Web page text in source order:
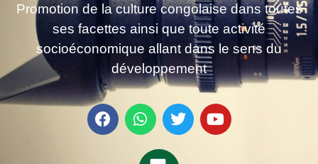
Promotion de la culture congolaise dans toutes
ses facettes ainsi que toute activité
socioéconomique allant dans le sens du
développement